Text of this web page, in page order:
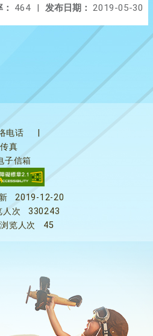
发布日期： 2019-05-30
464 |
电话
传真
子信箱
2019-12-20
人次
330243
览人次
45